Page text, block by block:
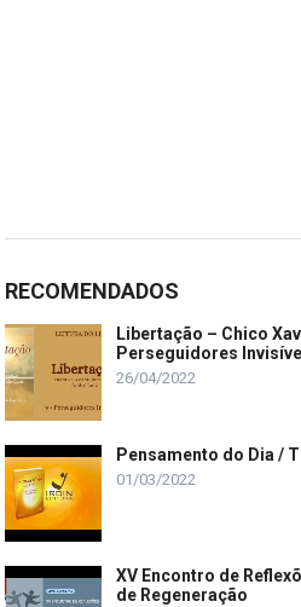
RECOMENDADOS
Libertação – Chico
Perseguidores
26/04/2022
Pensamento do Dia /
01/03/2022
XV Encontro de
de Regeneração